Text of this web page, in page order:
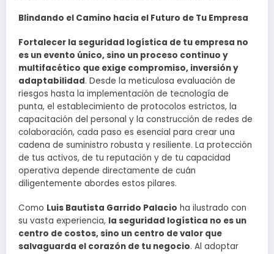
Blindando el Camino hacia el Futuro de Tu Empresa
Fortalecer la seguridad logística de tu empresa no
es un evento único, sino un proceso continuo y
multifacético que exige compromiso, inversión y
adaptabilidad. Desde la meticulosa evaluación de
riesgos hasta la implementación de tecnología de
punta, el establecimiento de protocolos estrictos, la
capacitación del personal y la construcción de redes de
colaboración, cada paso es esencial para crear una
cadena de suministro robusta y resiliente. La protección
de tus activos, de tu reputación y de tu capacidad
operativa depende directamente de cuán
diligentemente abordes estos pilares.
Como Luis Bautista Garrido Palacio ha ilustrado con
su vasta experiencia, la seguridad logística no es un
centro de costos, sino un centro de valor que
salvaguarda el corazón de tu negocio. Al adoptar